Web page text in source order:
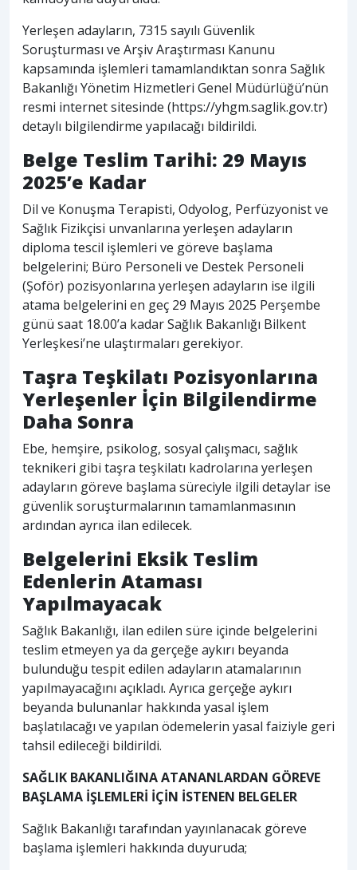
Yerleşen adayların, 7315 sayılı Güvenlik
Soruşturması ve Arşiv Araştırması Kanunu
kapsamında işlemleri tamamlandıktan sonra Sağlık
Bakanlığı Yönetim Hizmetleri Genel Müdürlüğü’nün
resmi internet sitesinde (https://yhgm.saglik.gov.tr)
detaylı bilgilendirme yapılacağı bildirildi.
Belge Teslim Tarihi: 29 Mayıs
2025’e Kadar
Dil ve Konuşma Terapisti, Odyolog, Perfüzyonist ve
Sağlık Fizikçisi unvanlarına yerleşen adayların
diploma tescil işlemleri ve göreve başlama
belgelerini; Büro Personeli ve Destek Personeli
(Şoför) pozisyonlarına yerleşen adayların ise ilgili
atama belgelerini en geç 29 Mayıs 2025 Perşembe
günü saat 18.00’a kadar Sağlık Bakanlığı Bilkent
Yerleşkesi’ne ulaştırmaları gerekiyor.
Taşra Teşkilatı Pozisyonlarına
Yerleşenler İçin Bilgilendirme
Daha Sonra
Ebe, hemşire, psikolog, sosyal çalışmacı, sağlık
teknikeri gibi taşra teşkilatı kadrolarına yerleşen
adayların göreve başlama süreciyle ilgili detaylar ise
güvenlik soruşturmalarının tamamlanmasının
ardından ayrıca ilan edilecek.
Belgelerini Eksik Teslim
Edenlerin Ataması
Yapılmayacak
Sağlık Bakanlığı, ilan edilen süre içinde belgelerini
teslim etmeyen ya da gerçeğe aykırı beyanda
bulunduğu tespit edilen adayların atamalarının
yapılmayacağını açıkladı. Ayrıca gerçeğe aykırı
beyanda bulunanlar hakkında yasal işlem
başlatılacağı ve yapılan ödemelerin yasal faiziyle geri
tahsil edileceği bildirildi.
SAĞLIK BAKANLIĞINA ATANANLARDAN GÖREVE
BAŞLAMA İŞLEMLERİ İÇİN İSTENEN BELGELER
Sağlık Bakanlığı tarafından yayınlanacak göreve
başlama işlemleri hakkında duyuruda;